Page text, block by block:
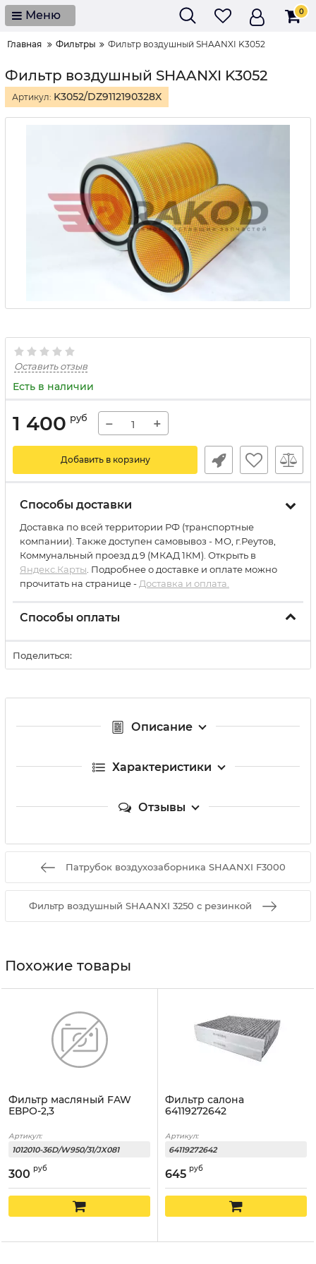
Меню 0
Главная Фильтры Фильтр воздушный SHAANXI K3052
Фильтр воздушный SHAANXI K3052
Артикул: K3052/DZ9112190328X
Оставить отзыв
Есть в наличии
1 400 руб − +
Добавить в корзину
Способы доставки
Доставка по всей территории РФ (транспортные
компании). Также доступен самовывоз - МО, г.Реутов,
Коммунальный проезд д.9 (МКАД 1КМ). Открыть в
Яндекс.Карты . Подробнее о доставке и оплате можно
прочитать на странице - Доставка и оплата.
Способы оплаты
Поделиться:
Описание
Характеристики
Отзывы
Патрубок воздухозаборника SHAANXI F3000
Фильтр воздушный SHAANXI 3250 с резинкой
Похожие товары
Фильтр масляный FAW
ЕВРО-2,3
Артикул:
1012010-36D/W950/31/JX081
300 руб
Фильтр салона
64119272642
Артикул:
64119272642
645 руб